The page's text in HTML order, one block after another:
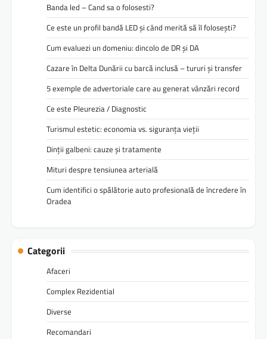
Banda led – Cand sa o folosesti?
Ce este un profil bandă LED și când merită să îl folosești?
Cum evaluezi un domeniu: dincolo de DR și DA
Cazare în Delta Dunării cu barcă inclusă – tururi și transfer
5 exemple de advertoriale care au generat vânzări record
Ce este Pleurezia / Diagnostic
Turismul estetic: economia vs. siguranța vieții
Dinții galbeni: cauze și tratamente
Mituri despre tensiunea arterială
Cum identifici o spălătorie auto profesională de încredere în
Oradea
Categorii
Afaceri
Complex Rezidential
Diverse
Recomandari